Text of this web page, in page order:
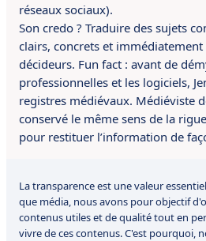
réseaux sociaux).
Son credo ? Traduire des sujets
clairs, concrets et
décideurs. Fun fact : avant de
professionnelles et les logiciels,
registres médiévaux. Médiéviste
conservé le même sens de la
pour restituer l’information de
La transparence est une valeur
que média, nous avons pour objectif
contenus utiles et de qualité tout en
vivre de ces contenus. C'est pourquoi,